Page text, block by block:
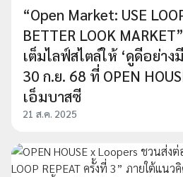
“Open Market: USE
BETTER LOOK
เต็มไลฟ์สไตล์ให้ ‘ดูดีอย่าง
30 ก.ย. 68 ที่ OPEN
เอ็มบาสซี
21 ส.ค. 2025